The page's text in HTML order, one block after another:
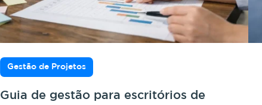
Gestão de Projetos
Guia de gestão para escritórios de